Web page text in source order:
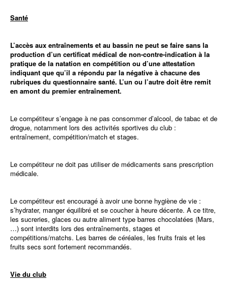
Santé
L’accès aux entraînements et au bassin ne peut se faire sans la
production d’un certificat médical de non-contre-indication à la
pratique de la natation en compétition ou d’une attestation
indiquant que qu’il a répondu par la négative à chacune des
rubriques du questionnaire santé. L’un ou l’autre doit être remit
en amont du premier entraînement.
Le compétiteur s’engage à ne pas consommer d’alcool, de tabac et de
drogue, notamment lors des activités sportives du club :
entraînement, compétition/match et stages.
Le compétiteur ne doit pas utiliser de médicaments sans prescription
médicale.
Le compétiteur est encouragé à avoir une bonne hygiène de vie :
s’hydrater, manger équilibré et se coucher à heure décente. A ce titre,
les sucreries, glaces ou autre aliment type barres chocolatées (Mars,
…) sont interdits lors des entraînements, stages et
compétitions/matchs. Les barres de céréales, les fruits frais et les
fruits secs sont fortement recommandés.
Vie du club